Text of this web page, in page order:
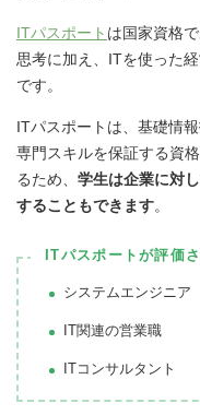
ITパスポート は国家資格
思考に加え、ITを使った
です。
ITパスポートは、基礎情
専門スキルを保証する資
るため、 学生は企業に対
することもできます。
ITパスポートが評価
システムエンジニア
IT関連の営業職
ITコンサルタント